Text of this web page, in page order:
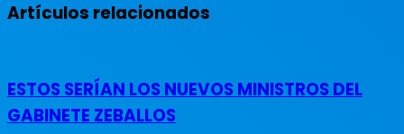
Artículos relacionados
ESTOS SERÍAN LOS NUEVOS MINISTROS DEL
GABINETE ZEBALLOS